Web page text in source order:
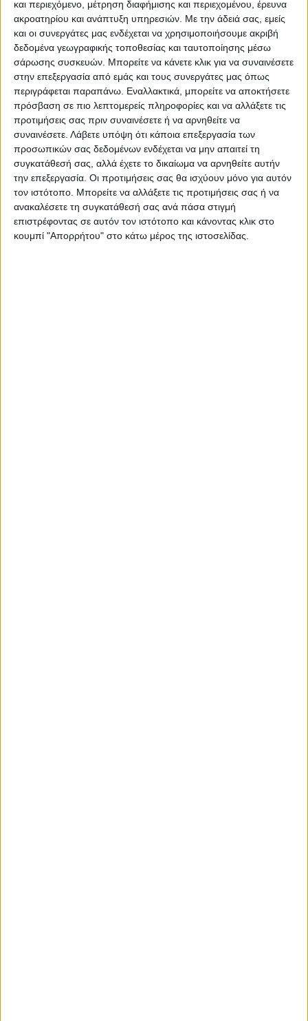
και περιεχόμενο, μέτρηση διαφήμισης και περιεχομένου, έρευνα
ακροατηρίου και ανάπτυξη υπηρεσιών. Με την άδειά σας, εμείς
και οι συνεργάτες μας ενδέχεται να χρησιμοποιήσουμε ακριβή
δεδομένα γεωγραφικής τοποθεσίας και ταυτοποίησης μέσω
σάρωσης συσκευών. Μπορείτε να κάνετε κλικ για να συναινέσετε
στην επεξεργασία από εμάς και τους συνεργάτες μας όπως
περιγράφεται παραπάνω. Εναλλακτικά, μπορείτε να αποκτήσετε
πρόσβαση σε πιο λεπτομερείς πληροφορίες και να αλλάξετε τις
προτιμήσεις σας πριν συναινέσετε ή να αρνηθείτε να
συναινέσετε. Λάβετε υπόψη ότι κάποια επεξεργασία των
προσωπικών σας δεδομένων ενδέχεται να μην απαιτεί τη
συγκατάθεσή σας, αλλά έχετε το δικαίωμα να αρνηθείτε αυτήν
την επεξεργασία. Οι προτιμήσεις σας θα ισχύουν μόνο για αυτόν
τον ιστότοπο. Μπορείτε να αλλάξετε τις προτιμήσεις σας ή να
ανακαλέσετε τη συγκατάθεσή σας ανά πάσα στιγμή
επιστρέφοντας σε αυτόν τον ιστότοπο και κάνοντας κλικ στο
κουμπί "Απορρήτου" στο κάτω μέρος της ιστοσελίδας.
Τελευταίες Ειδήσεις Σήμερα
Ακολούθησε την εφημερίδα ΝΕΟΣ
ΑΓΩΝ στο Google News!
Όλες οι εξελίξεις στην περιοχή της
Καρδίτσας και ευρύτερα της Θεσσαλίας
ΠΡΟΗΓΟΥΜΕΝΟ ΑΡΘΡΟ
«Συναγερμός» στις τοπικές
αρχές για τις μεγάλες
ποσότητες βροχής στον
ΕΠΟΜΕΝΟ ΑΡΘΡΟ
Eπιβίωσε από το «τρένο του
θανάτου» και έχασε τη ζωή
του από τον κορωνοϊό